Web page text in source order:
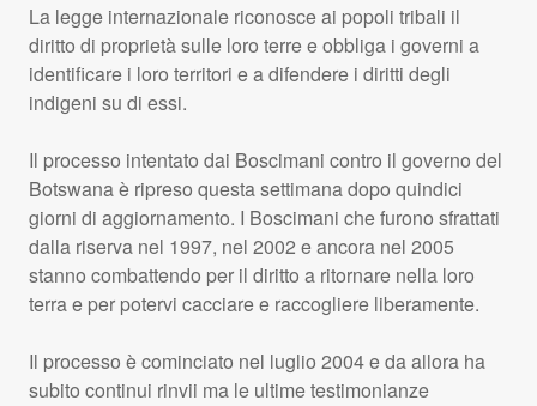
La legge internazionale riconosce ai popoli tribali il
diritto di proprietà sulle loro terre e obbliga i governi a
identificare i loro territori e a difendere i diritti degli
indigeni su di essi.
Il processo intentato dai Boscimani contro il governo del
Botswana è ripreso questa settimana dopo quindici
giorni di aggiornamento. I Boscimani che furono sfrattati
dalla riserva nel 1997, nel 2002 e ancora nel 2005
stanno combattendo per il diritto a ritornare nella loro
terra e per potervi cacciare e raccogliere liberamente.
Il processo è cominciato nel luglio 2004 e da allora ha
subito continui rinvii ma le ultime testimonianze